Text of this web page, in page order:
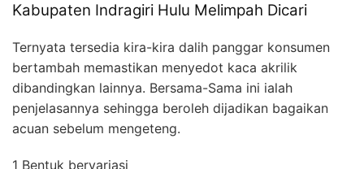
Kabupaten Indragiri Hulu Melimpah Dicari
Ternyata tersedia kira-kira dalih panggar konsumen
bertambah memastikan menyedot kaca akrilik
dibandingkan lainnya. Bersama-Sama ini ialah
penjelasannya sehingga beroleh dijadikan bagaikan
acuan sebelum mengeteng.
1 Bentuk bervariasi